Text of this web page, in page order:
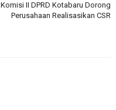
Komisi II DPRD Kotabaru Dorong
Perusahaan Realisasikan CSR